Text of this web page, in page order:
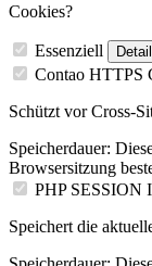
Cookies?
Essenziell
Contao HTTPS
Schützt vor Cross-
Speicherdauer:
Browsersitzung
PHP SESSION
Speichert die